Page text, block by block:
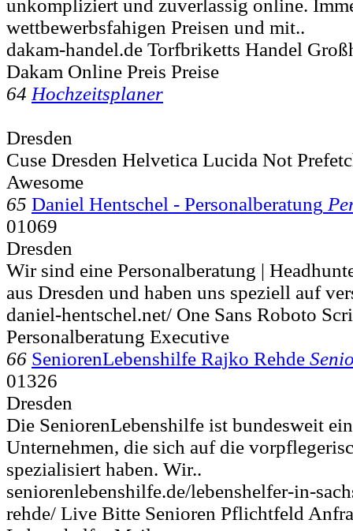
unkompliziert und zuverlassig online.
wettbewerbsfahigen Preisen und mit..
dakam-handel.de Torfbriketts Handel
Dakam Online Preis Preise
64 Hochzeitsplaner
Dresden
Cuse Dresden Helvetica Lucida Not
Awesome
65 Daniel Hentschel - Personalberatung
01069
Dresden
Wir sind eine Personalberatung |
aus Dresden und haben uns speziell auf
daniel-hentschel.net/ One Sans Roboto
Personalberatung Executive
66 SeniorenLebenshilfe Rajko Rehde
01326
Dresden
Die SeniorenLebenshilfe ist bundesweit
Unternehmen, die sich auf die
spezialisiert haben. Wir..
seniorenlebenshilfe.de/lebenshelfer-in-
rehde/ Live Bitte Senioren Pflichtfeld